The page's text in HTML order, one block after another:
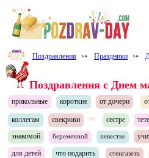
Поздравления ⤐ Праздники ⤐
Поздравления с Днем
прикольные короткие от дочери
коллегам свекрови сестре тете
знакомой
беременной невестке
для детей что подарить стенгазета